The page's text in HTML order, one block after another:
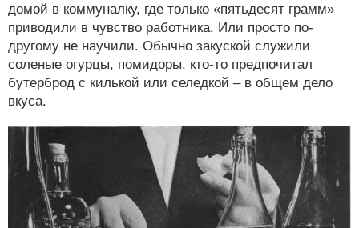
домой в коммуналку, где только «пятьдесят грамм»
приводили в чувство работника. Или просто по-
другому не научили. Обычно закуской служили
соленые огурцы, помидоры, кто-то предпочитал
бутерброд с килькой или селедкой – в общем дело
вкуса.